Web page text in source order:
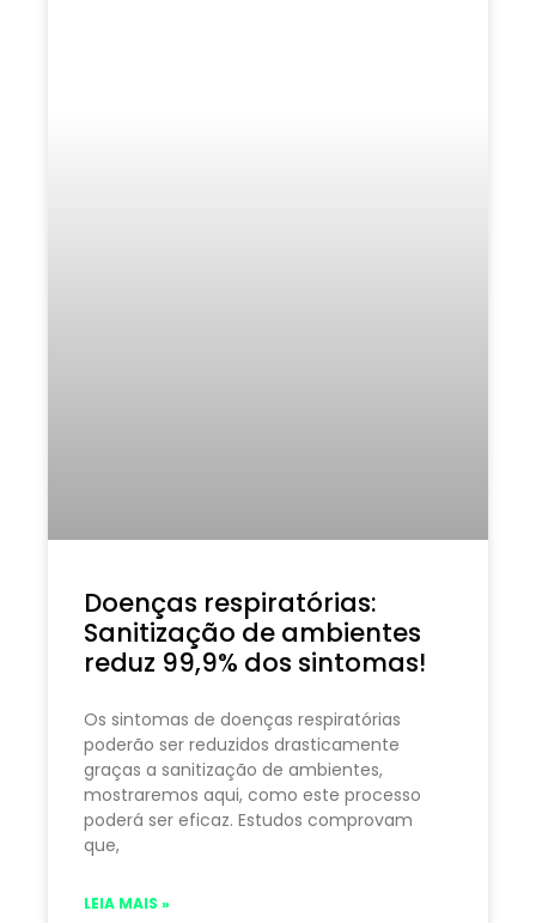
Doenças respiratórias:
Sanitização de ambientes
reduz 99,9% dos sintomas!
Os sintomas de doenças respiratórias
poderão ser reduzidos drasticamente
graças a sanitização de ambientes,
mostraremos aqui, como este processo
poderá ser eficaz. Estudos comprovam
que,
LEIA MAIS »